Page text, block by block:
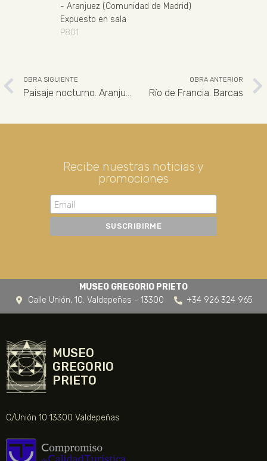
- Aranjuez (Comunidad de Madrid)
Expuesto en sala
P801
OBRA SIGUIENTE
Paisaje nocturno. Aranjuez
OBRA ANTERIOR
Río de Francia. Barcas
Recibe nuestras noticias y
promociones
MUSEO GREGORIO PRIETO
Calle Unión, 10. Valdepeñas - 13300
+34 926 324 965
MUSEO
GREGORIO
PRIETO
C/Unión 10 13300 Valdepeñas